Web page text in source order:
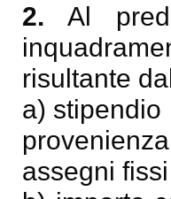
2. Al
risultante
a) stipendio
assegni